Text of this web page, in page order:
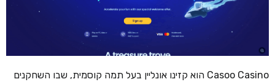
Casoo Casino הוא קזינו אונליין בעל תמה קוסמית, שבו השחקנים